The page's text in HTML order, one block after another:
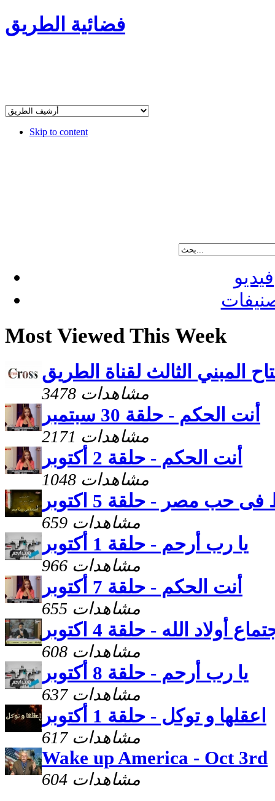
فضائية الطريق
Skip to content
فيديو
Most Viewed This Week
المبني الثالث لقناة الطريق
3478 مشاهدات
أنت الحكم - حلقة 30 سبتمبر
2171 مشاهدات
أنت الحكم - حلقة 2 أكتوبر
1048 مشاهدات
حب مصر - حلقة 5 اكتوبر
659 مشاهدات
يا رب أرحم - حلقة 1 أكتوبر
966 مشاهدات
أنت الحكم - حلقة 7 أكتوبر
655 مشاهدات
أولاد الله - حلقة 4 اكتوبر
608 مشاهدات
يا رب أرحم - حلقة 8 أكتوبر
637 مشاهدات
اعقلها و توكل - حلقة 1 أكتوبر
617 مشاهدات
Wake up America - Oct 3rd
604 مشاهدات